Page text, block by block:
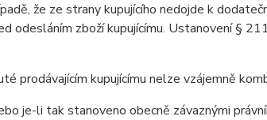
že ze strany kupujícího nedojde k
odesláním zboží kupujícímu. Ustanovení §
kupujícímu nelze vzájemně
je-li tak stanoveno obecně závaznými